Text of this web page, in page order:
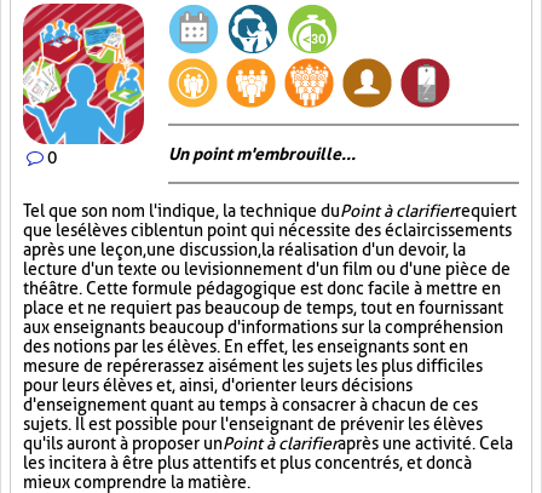
0 Un point m'embrouille...
Tel que son nom l'indique, la technique duPoint à clarifierrequiert
que les élèves ciblent un point qui nécessite des éclaircissements
après une leçon, une discussion, la réalisation d'un devoir, la
lecture d'un texte ou le visionnement d'un film ou d'une pièce de
théâtre. Cette formule pédagogique est donc facile à mettre en
place et ne requiert pas beaucoup de temps, tout en fournissant
aux enseignants beaucoup d'informations sur la compréhension
des notions par les élèves. En effet, les enseignants sont en
mesure de repérer assez aisément les sujets les plus difficiles
pour leurs élèves et, ainsi, d'orienter leurs décisions
d'enseignement quant au temps à consacrer à chacun de ces
sujets. Il est possible pour l'enseignant de prévenir les élèves
qu'ils auront à proposer unPoint à clarifieraprès une activité. Cela
les incitera à être plus attentifs et plus concentrés, et donc à
mieux comprendre la matière.